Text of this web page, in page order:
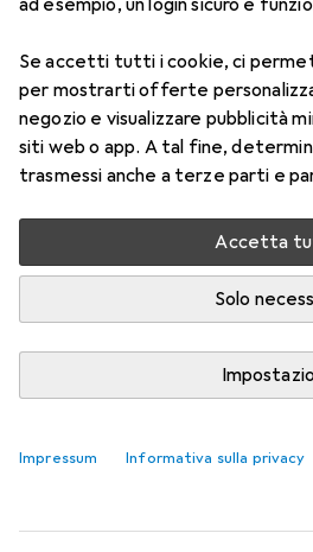
ad esempio, un login sicuro e
Se accetti tutti i cookie, ci
per mostrarti offerte
negozio e visualizzare pubblicità
siti web o app. A tal fine,
trasmessi anche a terze parti e
Accetta
Solo
Impressum Informativa sulla privacy
Accessori per
Qui trovi accessori adatti per il
006R01657 della categoria Carta.
Rilevanza
Elenco dei prodotti
SCONTO SULLA QUANTITÀ
EUR
5,80 da 3 Pezzi